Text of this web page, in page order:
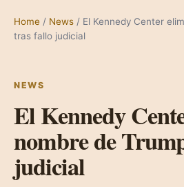
Home / News / El Kennedy Center
tras fallo judicial
NEWS
El Kennedy
nombre de
judicial